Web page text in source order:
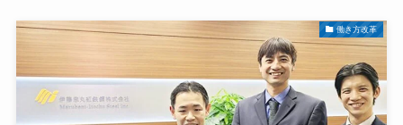
働き方改革